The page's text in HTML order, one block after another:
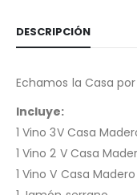
DESCRIPCIÓN
Echamos la Casa
Incluye:
1 Vino 3V Casa
1 Vino 2 V Casa
1 Vino V Casa